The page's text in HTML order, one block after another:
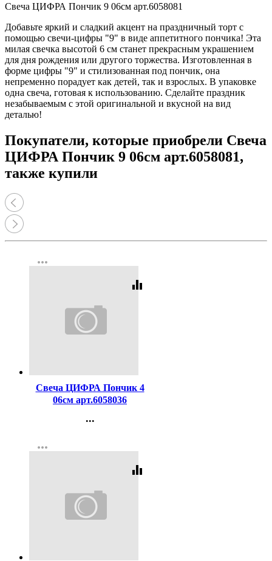
Свеча ЦИФРА Пончик 9 06см арт.6058081
Добавьте яркий и сладкий акцент на праздничный торт с
помощью свечи-цифры "9" в виде аппетитного пончика! Эта
милая свечка высотой 6 см станет прекрасным украшением
для дня рождения или другого торжества. Изготовленная в
форме цифры "9" и стилизованная под пончик, она
непременно порадует как детей, так и взрослых. В упаковке
одна свеча, готовая к использованию. Сделайте праздник
незабываемым с этой оригинальной и вкусной на вид
деталью!
Покупатели, которые приобрели Свеча
ЦИФРА Пончик 9 06см арт.6058081,
также купили
more_horiz
equalizer
Свеча ЦИФРА Пончик 4
06см арт.6058036
...
Регистрация
more_horiz
equalizer